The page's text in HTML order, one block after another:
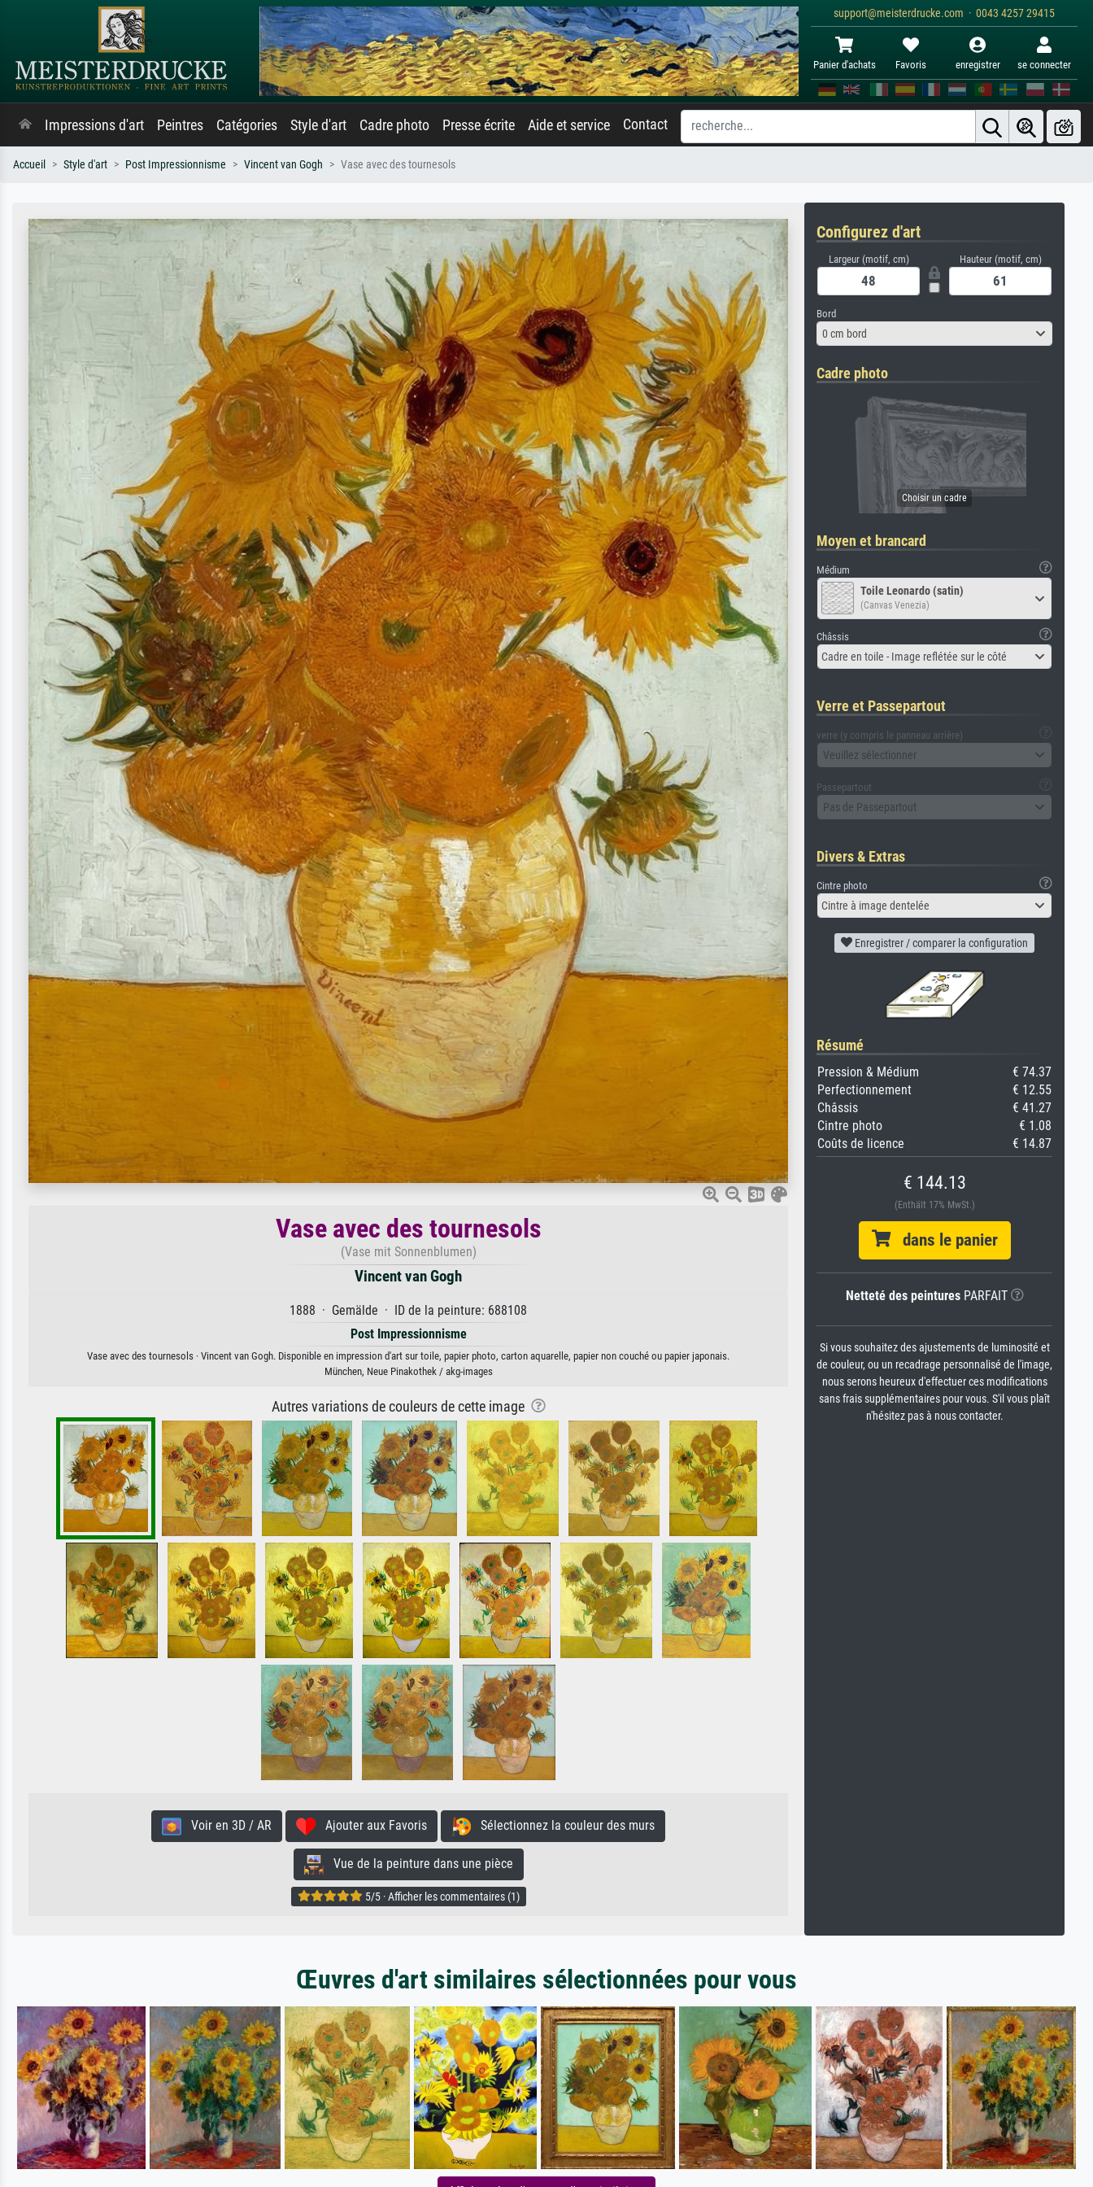
support@meisterdrucke.com · 0043 4257 29415
Panier d'achats Favoris enregistrer se connecter
Impressions d'art Peintres Catégories Style d'art Cadre photo Presse écrite Aide et service Contact
Accueil Style d'art Post Impressionnisme Vincent van Gogh Vase avec des tournesols
Vase avec des tournesols
(Vase mit Sonnenblumen)
Vincent van Gogh
1888 · Gemälde · ID de la peinture: 688108
Post Impressionnisme
Vase avec des tournesols · Vincent van Gogh. Disponible en impression d'art sur toile, papier photo, carton aquarelle, papier non couché ou papier japonais.
München, Neue Pinakothek / akg-images
Autres variations de couleurs de cette image
Voir en 3D / AR Ajouter aux Favoris Sélectionnez la couleur des murs
Vue de la peinture dans une pièce
5/5 · Afficher les commentaires (1)
Configurez d'art
Largeur (motif, cm) Hauteur (motif, cm)
Bord
0 cm bord
Cadre photo
Moyen et brancard
Médium
Toile Leonardo (satin)
(Canvas Venezia)
Châssis
Cadre en toile - Image reflétée sur le côté
Verre et Passepartout
verre (y compris le panneau arrière)
Veuillez sélectionner
Passepartout
Pas de Passepartout
Divers & Extras
Cintre photo
Cintre à image dentelée
Enregistrer / comparer la configuration
Résumé
Pression & Médium
€ 74.37
Perfectionnement
€ 12.55
Châssis
€ 41.27
Cintre photo
€ 1.08
Coûts de licence
€ 14.87
€ 144.13
(Enthält 17% MwSt.)
dans le panier
Netteté des peinturesPARFAIT
Si vous souhaitez des ajustements de luminosité et
de couleur, ou un recadrage personnalisé de l'image,
nous serons heureux d'effectuer ces modifications
sans frais supplémentaires pour vous. S'il vous plaît
n'hésitez pas à nous contacter.
Œuvres d'art similaires sélectionnées pour vous